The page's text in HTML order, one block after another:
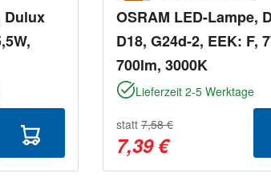
Dulux
OSRAM LED-Lampe,
D18, G24d-2, EEK: F,
700lm, 3000K
Lieferzeit 2-5 Werktage
statt 7,58 €
7,39 €